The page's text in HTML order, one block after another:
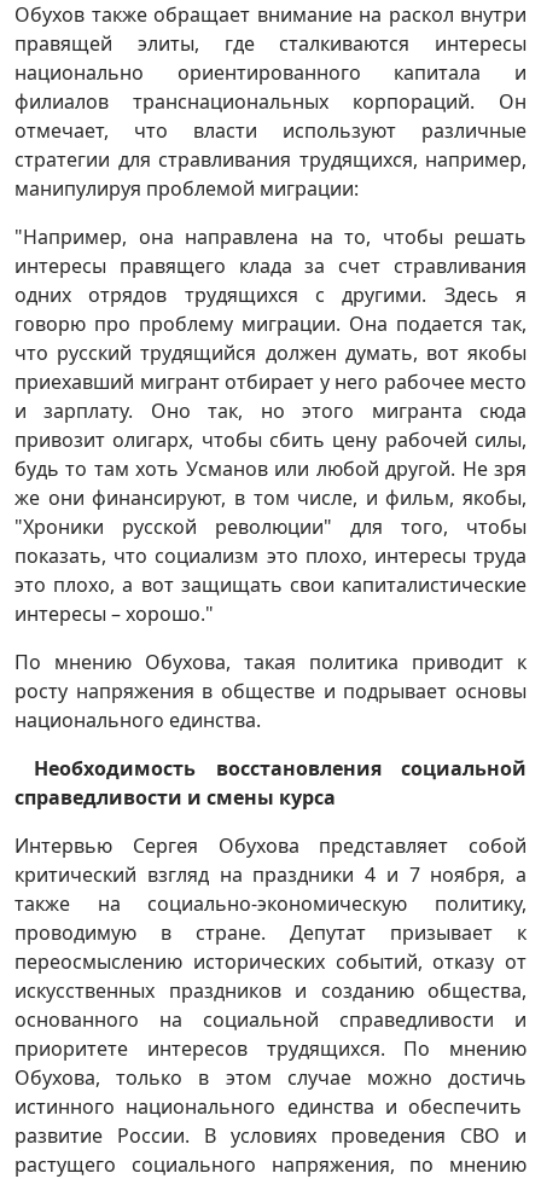
Обухов также обращает внимание на раскол внутри
правящей элиты, где сталкиваются интересы
национально ориентированного капитала и
филиалов транснациональных корпораций. Он
отмечает, что власти используют различные
стратегии для стравливания трудящихся, например,
манипулируя проблемой миграции:
"Например, она направлена на то, чтобы решать
интересы правящего клада за счет стравливания
одних отрядов трудящихся с другими. Здесь я
говорю про проблему миграции. Она подается так,
что русский трудящийся должен думать, вот якобы
приехавший мигрант отбирает у него рабочее место
и зарплату. Оно так, но этого мигранта сюда
привозит олигарх, чтобы сбить цену рабочей силы,
будь то там хоть Усманов или любой другой. Не зря
же они финансируют, в том числе, и фильм, якобы,
"Хроники русской революции" для того, чтобы
показать, что социализм это плохо, интересы труда
это плохо, а вот защищать свои капиталистические
интересы – хорошо."
По мнению Обухова, такая политика приводит к
росту напряжения в обществе и подрывает основы
национального единства.
Необходимость восстановления социальной
справедливости и смены курса
Интервью Сергея Обухова представляет собой
критический взгляд на праздники 4 и 7 ноября, а
также на социально-экономическую политику,
проводимую в стране. Депутат призывает к
переосмыслению исторических событий, отказу от
искусственных праздников и созданию общества,
основанного на социальной справедливости и
приоритете интересов трудящихся. По мнению
Обухова, только в этом случае можно достичь
истинного национального единства и обеспечить
развитие России. В условиях проведения СВО и
растущего социального напряжения, по мнению